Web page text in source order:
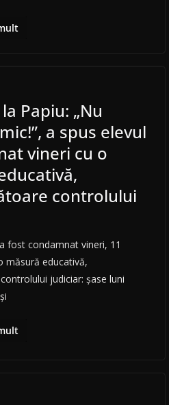
Papiu: „Nu
a spus elevul
vineri cu o
controlului
fost condamnat vineri, 11
măsură educativă,
judiciar: șase luni